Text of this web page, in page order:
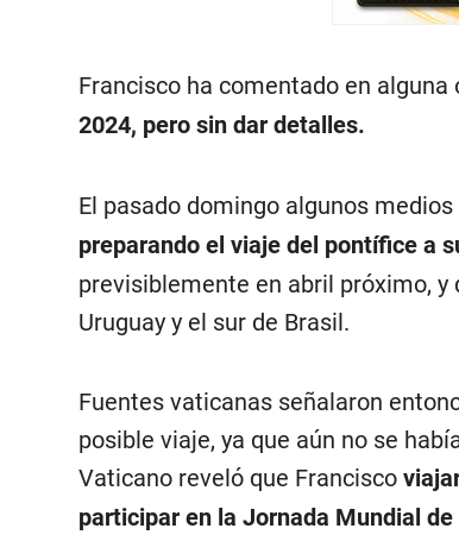
Francisco ha comentado en alguna
2024, pero sin dar detalles.
El pasado domingo algunos
preparando el viaje del pontífice a
previsiblemente en abril próximo,
Uruguay y el sur de Brasil.
Fuentes vaticanas señalaron
posible viaje, ya que aún no se
Vaticano reveló que Francisco
participar en la Jornada Mundial